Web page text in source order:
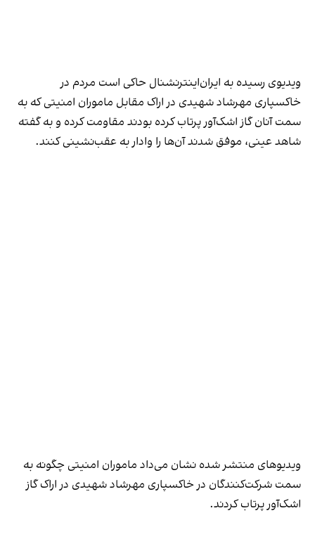
ویدیوی رسیده به ایران‌اینترنشنال حاکی است مردم در
خاکسپاری مهرشاد شهیدی در اراک مقابل ماموران امنیتی که به
سمت آنان گاز اشک‌آور پرتاب کرده بودند مقاومت کرده و به گفته
شاهد عینی، موفق شدند آن‌ها را وادار به عقب‌نشینی کنند.
ویدیوهای منتشر شده نشان می‌داد ماموران امنیتی چگونه به
سمت شرکت‌کنندگان در خاکسپاری مهرشاد شهیدی در اراک گاز
اشک‌آور پرتاب کردند.